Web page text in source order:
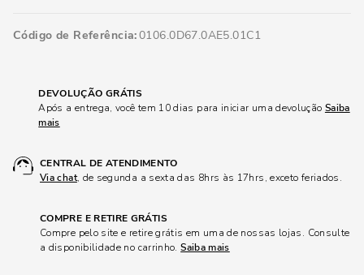
Código de Referência 0106.0D67.0AE5.01C1
DEVOLUÇÃO GRÁTIS
Após a entrega, você tem 10 dias para iniciar uma devolução Saiba
mais
CENTRAL DE ATENDIMENTO
Via chat, de segunda a sexta das 8hrs às 17hrs, exceto feriados.
COMPRE E RETIRE GRÁTIS
Compre pelo site e retire grátis em uma de nossas lojas. Consulte
a disponibilidade no carrinho.Saiba mais